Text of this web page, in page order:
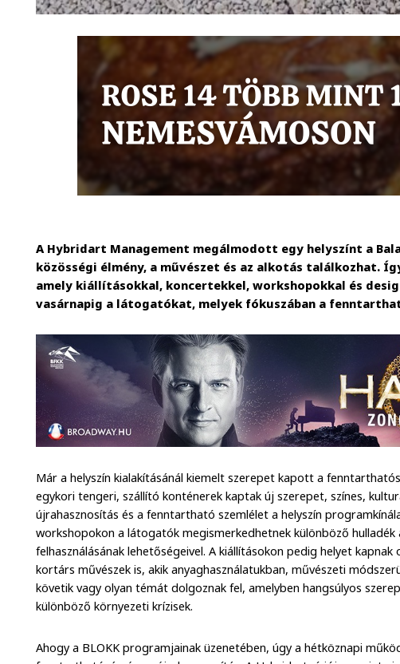
A Hybridart Management megálmodott egy helyszínt a
közösségi élmény, a művészet és az alkotás találkozhat.
amely kiállításokkal, koncertekkel, workshopokkal és
vasárnapig a látogatókat, melyek fókuszában a
Már a helyszín kialakításánál kiemelt szerepet kapott a
egykori tengeri, szállító konténerek kaptak új szerepet, színes,
újrahasznosítás és a fenntartható szemlélet a helyszín
workshopokon a látogatók megismerkedhetnek különböző
felhasználásának lehetőségeivel. A kiállításokon pedig helyet
kortárs művészek is, akik anyaghasználatukban, művészeti
követik vagy olyan témát dolgoznak fel, amelyben hangsúlyos
különböző környezeti krízisek.
Ahogy a BLOKK programjainak üzenetében, úgy a hétköznapi